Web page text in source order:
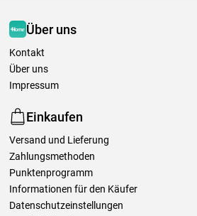
Über uns
Kontakt
Über uns
Impressum
Einkaufen
Versand und Lieferung
Zahlungsmethoden
Punktenprogramm
Informationen für den Käufer
Datenschutzeinstellungen